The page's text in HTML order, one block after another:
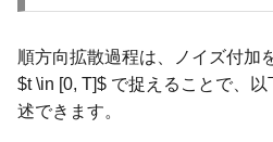
順方向拡散過程は、ノイズ付加
$t \in [0, T]$ で捉えることで、
述できます。